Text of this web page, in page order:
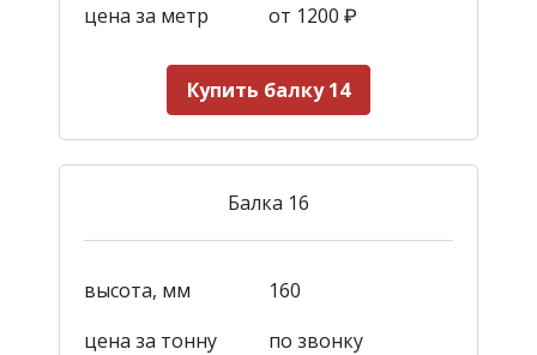
цена за метр
от 1200 ₽
Купить балку 14
Балка 16
высота, мм
160
цена за тонну
по звонку